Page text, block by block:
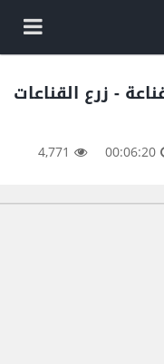
القناعة - زرع القناعات